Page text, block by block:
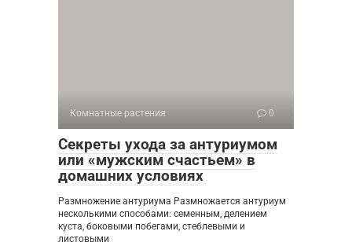
Комнатные растения 0
Секреты ухода за антуриумом
или «мужским счастьем» в
домашних условиях
Размножение антуриума Размножается антуриум
несколькими способами: семенным, делением
куста, боковыми побегами, стеблевыми и
листовыми